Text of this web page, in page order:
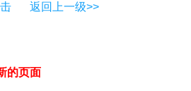
返回上一级>>